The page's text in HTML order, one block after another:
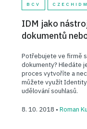
BCV CZECHIDM
IDM jako
dokumentů
Potřebujete ve firmě
dokumenty? Hledáte
proces vytvoříte a
můžete využít
udělování souhlasů.
8. 10. 2018 • Roman